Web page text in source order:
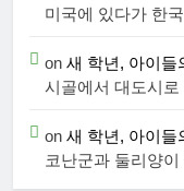
미국에 있다가 한
on 새 학년, 아이들
시골에서 대도시
on 새 학년, 아이들
코난군과 둘리양